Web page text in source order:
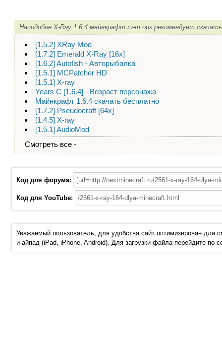
Наподобие X-Ray 1.6.4 майнкрафт ru-m.орг рекомендует
[1.5.2] XRay Mod
[1.7.2] Emerald X-Ray [16х]
[1.6.2] Autofish - Авторыбалка
[1.5.1] MCPatcher HD
[1.5.1] X-ray
Years C [1.6.4] - Возраст персонажа
Майнкрафт 1.6.4 скачать бесплатно
[1.7.2] Pseudocraft [64x]
[1.4.5] X-ray
[1.5.1] AudioMod
Смотреть все -
Код для форума:
Код для YouTube:
Уважаемый пользователь, для удобства сайт оптимизирован для
и айпад (iPad, iPhone, Android). Для загрузки файла перейдите по